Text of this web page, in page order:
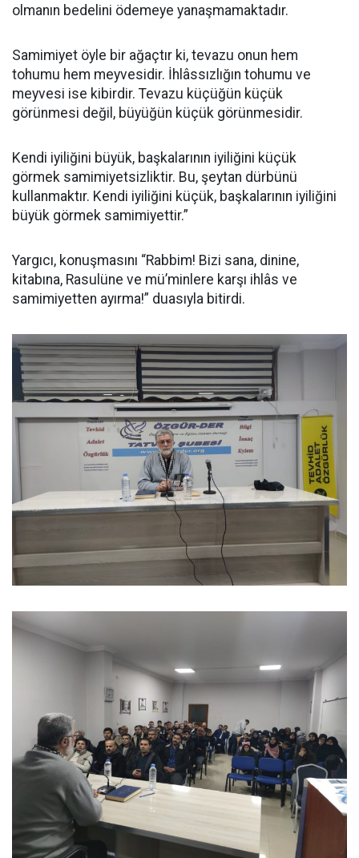
olmanın bedelini ödemeye yanaşmamaktadır.
Samimiyet öyle bir ağaçtır ki, tevazu onun hem
tohumu hem meyvesidir. İhlâssızlığın tohumu ve
meyvesi ise kibirdir. Tevazu küçüğün küçük
görünmesi değil, büyüğün küçük görünmesidir.
Kendi iyiliğini büyük, başkalarının iyiliğini küçük
görmek samimiyetsizliktir. Bu, şeytan dürbünü
kullanmaktır. Kendi iyiliğini küçük, başkalarının iyiliğini
büyük görmek samimiyettir.”
Yargıcı, konuşmasını “Rabbim! Bizi sana, dinine,
kitabına, Rasulüne ve mü’minlere karşı ihlâs ve
samimiyetten ayırma!” duasıyla bitirdi.